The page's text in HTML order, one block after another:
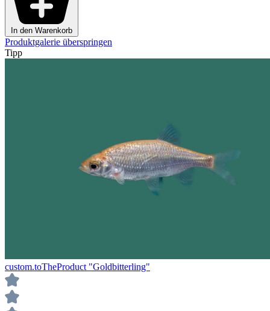
In den Warenkorb
Produktgalerie überspringen
Tipp
custom.toTheProduct "Goldbitterling"